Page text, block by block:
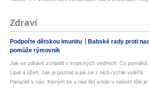
Zdraví
Podpořte dětskou imunitu Babské rady proti
pomůže rýmovník
Jak se zdravě zchladit v tropických vedrech: Co pomáhá
Úpal a úžeh: Jak je poznat a jak se z nich rychle vyléčit
Parazité v nás: Kterým se u nás líbí a kde v našem těle je